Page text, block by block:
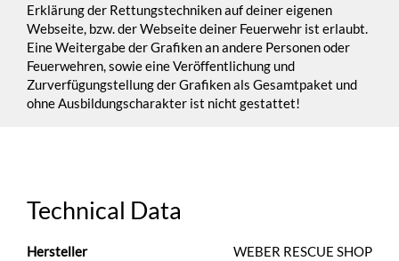
Erklärung der Rettungstechniken auf deiner eigenen
Webseite, bzw. der Webseite deiner Feuerwehr ist erlaubt.
Eine Weitergabe der Grafiken an andere Personen oder
Feuerwehren, sowie eine Veröffentlichung und
Zurverfügungstellung der Grafiken als Gesamtpaket und
ohne Ausbildungscharakter ist nicht gestattet!
Technical Data
Hersteller
WEBER RESCUE SHOP